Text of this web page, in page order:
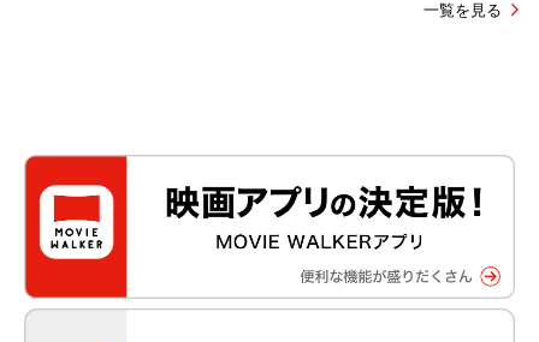
一覧を見る